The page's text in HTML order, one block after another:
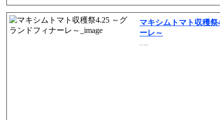
マキシムトマト収穫
ーレ～
…..